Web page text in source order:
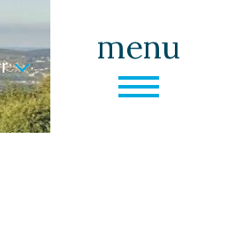
menu